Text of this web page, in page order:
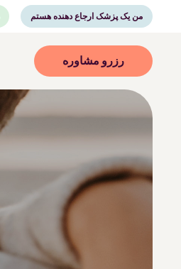
من یک پزشک ارجاع دهنده هستم
رزرو مشاوره